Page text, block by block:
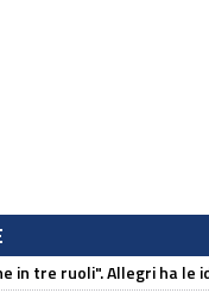
in tre ruoli". Allegri ha